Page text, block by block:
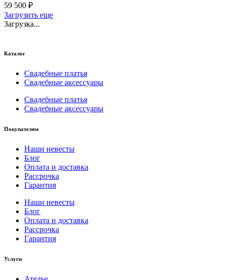
59 500 ₽
Загрузить еще
Загрузка...
Каталог
Свадебные платья
Свадебные аксессуары
Свадебные платья
Свадебные аксессуары
Покупателям
Наши невесты
Блог
Оплата и доставка
Рассрочка
Гарантия
Наши невесты
Блог
Оплата и доставка
Рассрочка
Гарантия
Услуги